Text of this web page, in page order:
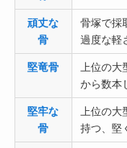
頑丈な
骨
骨塚で採
過度な軽
堅竜骨
上位の
から数本
堅牢な
骨
上位の
持つ、堅